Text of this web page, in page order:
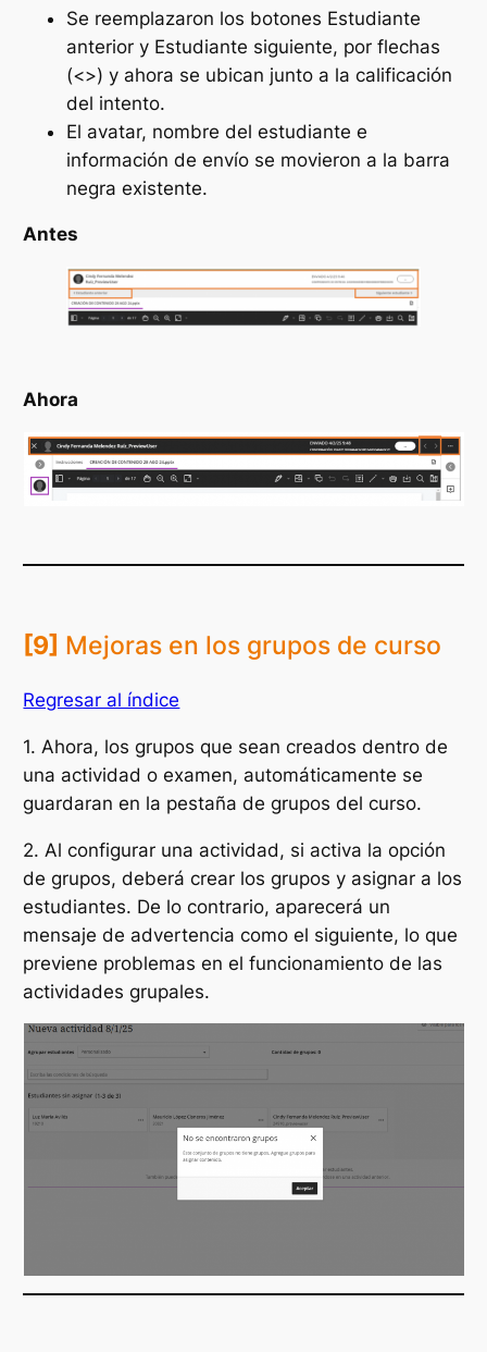
Se reemplazaron los botones Estudiante
anterior y Estudiante siguiente, por flechas
(<>) y ahora se ubican junto a la calificación
del intento.
El avatar, nombre del estudiante e
información de envío se movieron a la barra
negra existente.
Antes
Ahora
[9] Mejoras en los grupos de curso
Regresar al índice
1. Ahora, los grupos que sean creados dentro de
una actividad o examen, automáticamente se
guardaran en la pestaña de grupos del curso.
2. Al configurar una actividad, si activa la opción
de grupos, deberá crear los grupos y asignar a los
estudiantes. De lo contrario, aparecerá un
mensaje de advertencia como el siguiente, lo que
previene problemas en el funcionamiento de las
actividades grupales.